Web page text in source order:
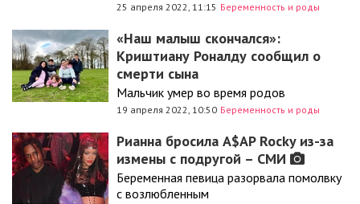
25 апреля 2022, 11:15 Беременность и роды
«Наш малыш скончался»:
Криштиану Роналду сообщил о
смерти сына
Мальчик умер во время родов
19 апреля 2022, 10:50 Беременность и роды
Рианна бросила A$AP Rocky из-за
измены с подругой – СМИ
Беременная певица разорвала помолвку
с возлюбленным